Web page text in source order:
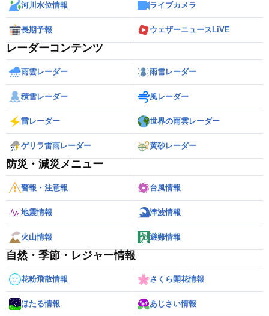
河川水位情報 ライブカメラ
長期予報 ウェザーニュースLiVE
レーダーコンテンツ
雨雲レーダー 雨雪レーダー
積雪レーダー 風レーダー
雷レーダー 世界の雨雲レーダー
ゲリラ雷雨レーダー 黄砂レーダー
防災・減災メニュー
警報・注意報 台風情報
地震情報 津波情報
火山情報 避難情報
自然・季節・レジャー情報
花粉飛散情報 さくら開花情報
ほたる情報 あじさい情報